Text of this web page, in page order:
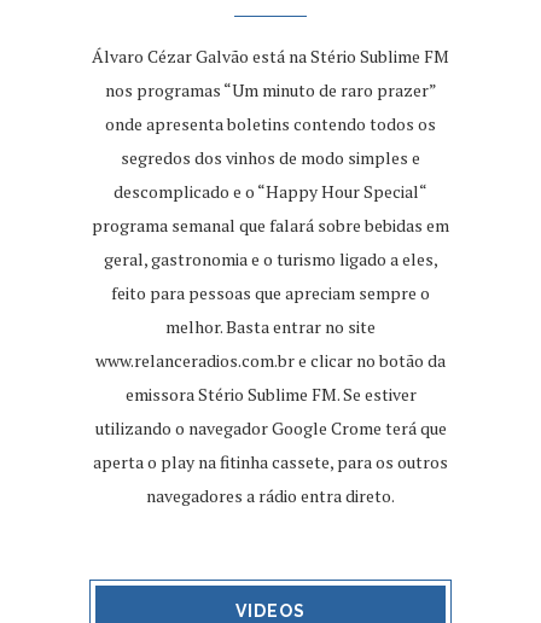
Álvaro Cézar Galvão está na Stério Sublime FM
nos programas “Um minuto de raro prazer”
onde apresenta boletins contendo todos os
segredos dos vinhos de modo simples e
descomplicado e o “Happy Hour Special“
programa semanal que falará sobre bebidas em
geral, gastronomia e o turismo ligado a eles,
feito para pessoas que apreciam sempre o
melhor. Basta entrar no site
www.relanceradios.com.bre clicar no botão da
emissora Stério Sublime FM. Se estiver
utilizando o navegador Google Crome terá que
aperta o play na fitinha cassete, para os outros
navegadores a rádio entra direto.
VIDEOS